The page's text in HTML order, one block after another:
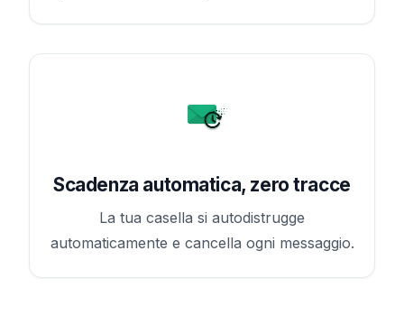
Scadenza automatica, zero tracce
La tua casella si autodistrugge
automaticamente e cancella ogni messaggio.